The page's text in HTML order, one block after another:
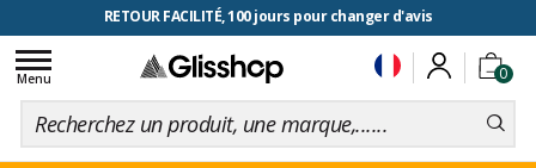
RETOUR FACILITÉ, 100 jours pour changer d'avis
0
Toggle
navigation
Menu